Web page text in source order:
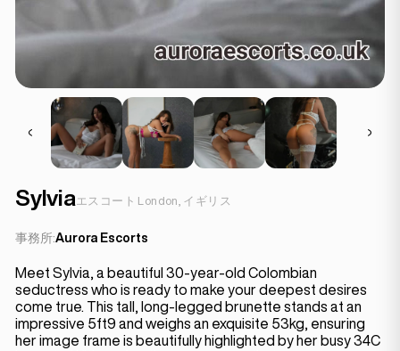
Sylvia エスコート London, イギリス
事務所:Aurora Escorts
Meet Sylvia, a beautiful 30-year-old Colombian
seductress who is ready to make your deepest desires
come true. This tall, long-legged brunette stands at an
impressive 5ft9 and weighs an exquisite 53kg, ensuring
her image frame is beautifully highlighted by her busy 34C